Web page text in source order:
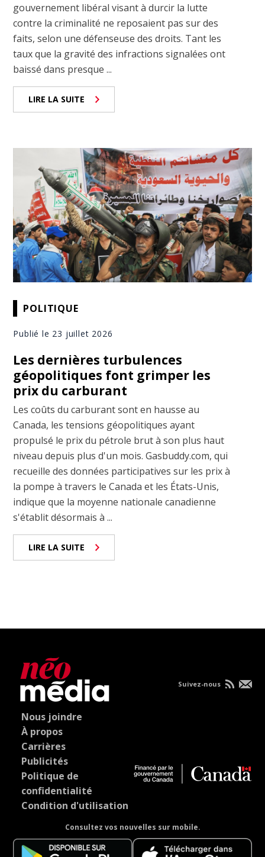
gouvernement libéral visant à durcir la lutte
contre la criminalité ne reposaient pas sur des
faits, selon une défenseuse des droits. Tant les
taux que la gravité des infractions signalées ont
baissé dans presque ...
LIRE LA SUITE
POLITIQUE
Publié le 23 juillet 2026
Les dernières turbulences
géopolitiques font grimper les
prix du carburant
Les coûts du carburant sont en hausse au
Canada, les tensions géopolitiques ayant
propulsé le prix du pétrole brut à son plus haut
niveau depuis plus d'un mois. Gasbuddy.com, qui
recueille des données participatives sur les prix à
la pompe à travers le Canada et les États-Unis,
indique que la moyenne nationale canadienne
s'établit désormais à ...
LIRE LA SUITE
Nous joindre
À propos
Carrières
Publicités
Politique de
confidentialité
Condition d'utilisation
Consultez vos nouvelles sur mobile.
Suivez-nous